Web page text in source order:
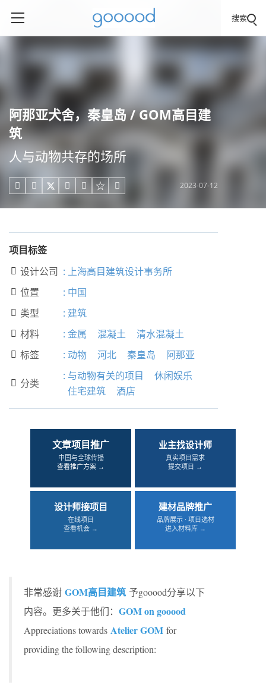
搜索
阿那亚犬舍，秦皇岛 / GOM高目建
筑
人与动物共存的场所
     2023-07-12
项目标签
 设计公司 : 上海高目建筑设计事务所
 位置 : 中国
 类型 : 建筑
 材料 : 金属 混凝土 清水混凝土
 标签 : 动物 河北 秦皇岛 阿那亚
 分类
: 与动物有关的项目
休闲娱乐
住宅建筑
酒店
文章项目推广
中国与全球传播
查看推广方案 →
业主找设计师
真实项目需求
提交项目 →
设计师接项目
在线项目
查看机会 →
建材品牌推广
品牌展示 · 项目选材
进入材料库 →
非常感谢 GOM高目建筑予gooood分享以下
内容。更多关于他们： GOM on gooood
Appreciations towards Atelier GOM for
providing the following description: